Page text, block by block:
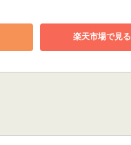
楽天市場で見る